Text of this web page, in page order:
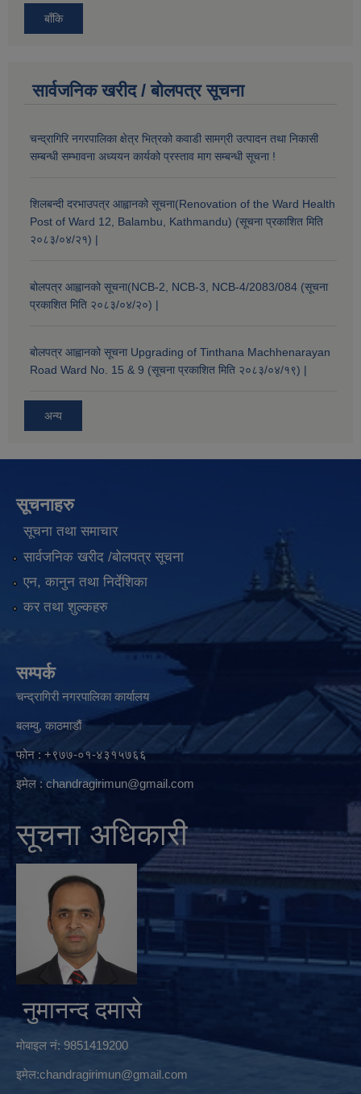
बाँकि
सार्वजनिक खरीद / बोलपत्र सूचना
चन्द्रागिरि नगरपालिका क्षेत्र भित्रको कवाडी सामग्री उत्पादन तथा निकासी
सम्बन्धी सम्भावना अध्ययन कार्यको प्रस्ताव माग सम्बन्धी सूचना !
शिलबन्दी दरभाउपत्र आह्वानको सूचना(Renovation of the Ward Health
Post of Ward 12, Balambu, Kathmandu) (सूचना प्रकाशित मिति
२०८३/०४/२१) |
बोलपत्र आह्वानको सूचना(NCB-2, NCB-3, NCB-4/2083/084 (सूचना
प्रकाशित मिति २०८३/०४/२०) |
बोलपत्र आह्वानको सूचना Upgrading of Tinthana Machhenarayan
Road Ward No. 15 & 9 (सूचना प्रकाशित मिति २०८३/०४/१९) |
अन्य
सूचनाहरु
सूचना तथा समाचार
सार्वजनिक खरीद /बोलपत्र सूचना
एन, कानुन तथा निर्देशिका
कर तथा शुल्कहरु
सम्पर्क
चन्द्रागिरी नगरपालिका कार्यालय
बलम्वु, काठमाडौं
फोन : +९७७-०१-४३१५७६६
इमेल :chandragirimun@gmail.com
सूचना अधिकारी
नुमानन्द दमासे
मोबाइल नं: 9851419200
इमेल:chandragirimun@gmail.com